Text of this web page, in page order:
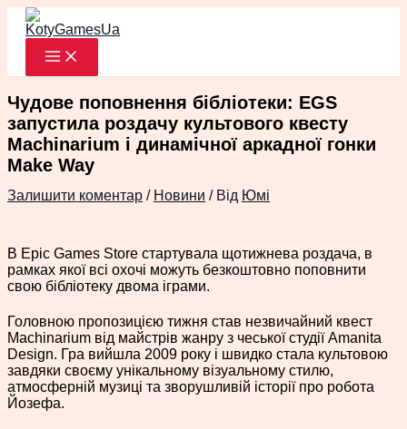
Перейти
Чудове поповнення бібліотеки: EGS
запустила роздачу культового квесту
Machinarium і динамічної аркадної гонки
Make Way
Залишити коментар / Новини / Від Юмі
В Epic Games Store стартувала щотижнева роздача, в
рамках якої всі охочі можуть безкоштовно поповнити
свою бібліотеку двома іграми.
Головною пропозицією тижня став незвичайний квест
Machinarium від майстрів жанру з чеської студії Amanita
Design. Гра вийшла 2009 року і швидко стала культовою
завдяки своєму унікальному візуальному стилю,
атмосферній музиці та зворушливій історії про робота
Йозефа.